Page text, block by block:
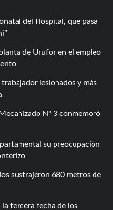
del Hospital, que pasa
de Urufor en el empleo
lesionados y más
Nº 3 conmemoró
su preocupación
sustrajeron 680 metros de
la tercera fecha de los